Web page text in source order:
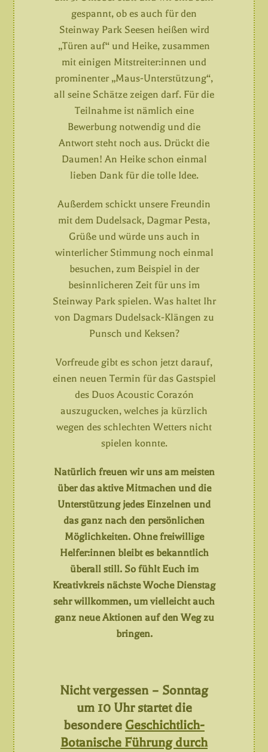
gespannt, ob es auch für den
Steinway Park Seesen heißen wird
„Türen auf“ und Heike, zusammen
mit einigen Mitstreiter:innen und
prominenter „Maus-Unterstützung“,
all seine Schätze zeigen darf. Für die
Teilnahme ist nämlich eine
Bewerbung notwendig und die
Antwort steht noch aus. Drückt die
Daumen! An Heike schon einmal
lieben Dank für die tolle Idee.
Außerdem schickt unsere Freundin
mit dem Dudelsack, Dagmar Pesta,
Grüße und würde uns auch in
winterlicher Stimmung noch einmal
besuchen, zum Beispiel in der
besinnlicheren Zeit für uns im
Steinway Park spielen. Was haltet Ihr
von Dagmars Dudelsack-Klängen zu
Punsch und Keksen?
Vorfreude gibt es schon jetzt darauf,
einen neuen Termin für das Gastspiel
des Duos Acoustic Corazón
auszugucken, welches ja kürzlich
wegen des schlechten Wetters nicht
spielen konnte.
Natürlich freuen wir uns am meisten
über das aktive Mitmachen und die
Unterstützung jedes Einzelnen und
das ganz nach den persönlichen
Möglichkeiten. Ohne freiwillige
Helfer:innen bleibt es bekanntlich
überall still. So fühlt Euch im
Kreativkreis nächste Woche Dienstag
sehr willkommen, um vielleicht auch
ganz neue Aktionen auf den Weg zu
bringen.
Nicht vergessen – Sonntag
um 10 Uhr startet die
besondere Geschichtlich-
Botanische Führung durch